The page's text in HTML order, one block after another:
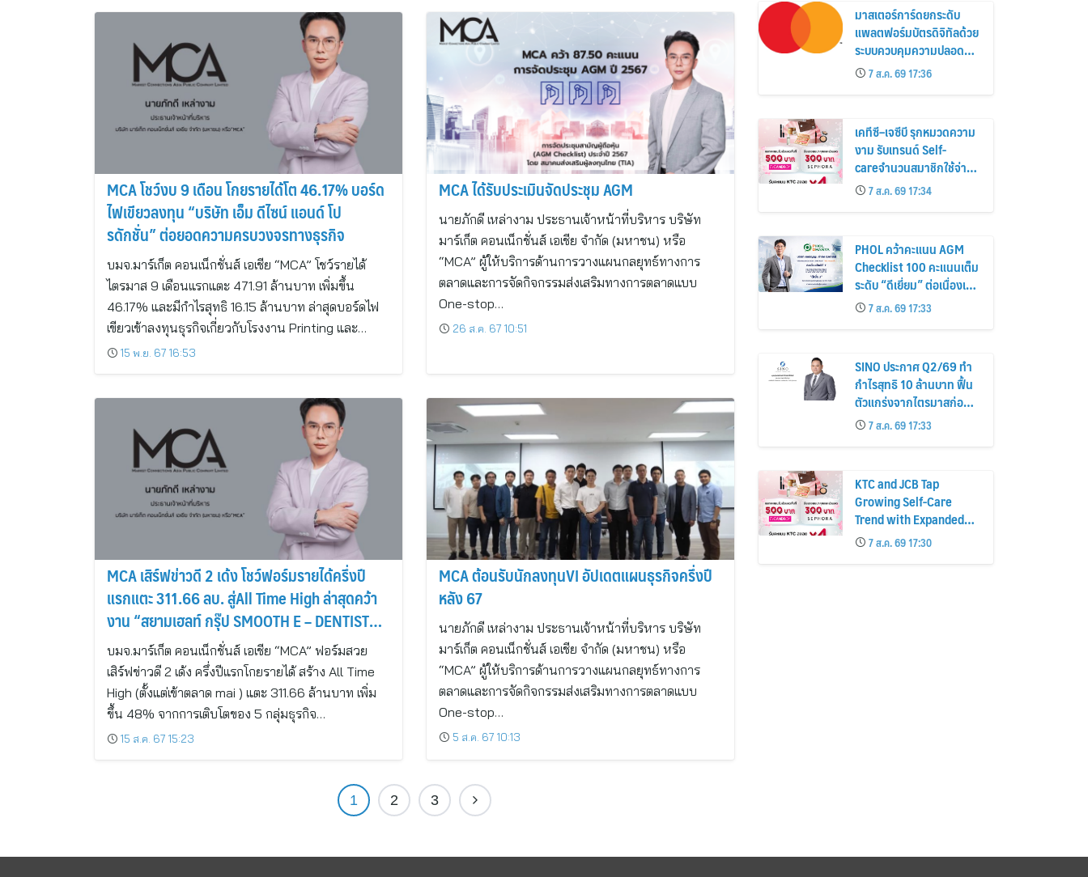
MCA โชว์งบ 9 เดือน โกยรายได้โต 46.17% บอร์ด
ไฟเขียวลงทุน “บริษัท เอ็ม ดีไซน์ แอนด์ โป
รดักชั่น” ต่อยอดความครบวงจรทางธุรกิจ
บมจ.มาร์เก็ต คอนเน็กชั่นส์ เอเชีย “MCA” โชว์รายได้
ไตรมาส 9 เดือนแรกแตะ 471.91 ล้านบาท เพิ่มขึ้น
46.17% และมีกำไรสุทธิ 16.15 ล้านบาท ล่าสุดบอร์ดไฟ
เขียวเข้าลงทุนธุรกิจเกี่ยวกับโรงงาน Printing และ…
15 พ.ย. 67 16:53
MCA ได้รับประเมินจัดประชุม AGM
นายภักดี เหล่างาม ประธานเจ้าหน้าที่บริหาร บริษัท
มาร์เก็ต คอนเน็กชั่นส์ เอเชีย จำกัด (มหาชน) หรือ
“MCA” ผู้ให้บริการด้านการวางแผนกลยุทธ์ทางการ
ตลาดและการจัดกิจกรรมส่งเสริมทางการตลาดแบบ
One-stop…
26 ส.ค. 67 10:51
MCA เสิร์ฟข่าวดี 2 เด้ง โชว์ฟอร์มรายได้ครึ่งปี
แรกแตะ 311.66 ลบ. สู่All Time High ล่าสุดคว้า
งาน “สยามเฮลท์ กรุ๊ป SMOOTH E – DENTISTE ”
เจาะตลาด ภาคเหนือ-อีสาน เพิ่ม
บมจ.มาร์เก็ต คอนเน็กชั่นส์ เอเชีย “MCA” ฟอร์มสวย
เสิร์ฟข่าวดี 2 เด้ง ครึ่งปีแรกโกยรายได้ สร้าง All Time
High (ตั้งแต่เข้าตลาด mai ) แตะ 311.66 ล้านบาท เพิ่ม
ขึ้น 48% จากการเติบโตของ 5 กลุ่มธุรกิจ…
15 ส.ค. 67 15:23
MCA ต้อนรับนักลงทุนVI อัปเดตแผนธุรกิจครึ่งปี
หลัง 67
นายภักดี เหล่างาม ประธานเจ้าหน้าที่บริหาร บริษัท
มาร์เก็ต คอนเน็กชั่นส์ เอเชีย จำกัด (มหาชน) หรือ
“MCA” ผู้ให้บริการด้านการวางแผนกลยุทธ์ทางการ
ตลาดและการจัดกิจกรรมส่งเสริมทางการตลาดแบบ
One-stop…
5 ส.ค. 67 10:13
1 2 3
มาสเตอร์การ์ดยกระดับ
แพลตฟอร์มบัตรดิจิทัลด้วย
ระบบควบคุมความปลอดภัย
ใหม่7 ส.ค. 69 17:36
เคทีซี–เจซีบี รุกหมวดความ
งาม รับเทรนด์ Self-
careจำนวนสมาชิกใช้จ่าย
หมวดเครื่องสำอางเพิ่ม
26%
7 ส.ค. 69 17:34
PHOL คว้าคะแนน AGM
Checklist 100 คะแนนเต็ม
ระดับ “ดีเยี่ยม” ต่อเนื่องเป็น
ปีที่ 7 ตอกย้ำการดำเนิน
ธุรกิจตามหลักธรรมาภิบาล
โปร่งใส สร้างความเชื่อมั่นผู้
7 ส.ค. 69 17:33
SINO ประกาศ Q2/69 ทำ
กำไรสุทธิ 10 ล้านบาท ฟื้น
ตัวแกร่งจากไตรมาสก่อน
เตรียมจ่ายปันผลระหว่าง
กาล 0.014423 บาทต่อหุ้น
ครึ่งปีหลังมุ่งเติบโตต่อเนื่อง
7 ส.ค. 69 17:33
KTC and JCB Tap
Growing Self-Care
Trend with Expanded
Beauty Privileges
Number of KTC JCB
Cardmembers Spending
7 ส.ค. 69 17:30